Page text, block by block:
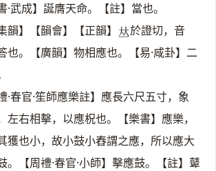
·武成】誕膺天命。【註】當也。
韻】【韻會】【正韻】 𠀤於證切，音
也。【廣韻】物相應也。【易·咸卦】二
·春官·笙師應樂註】應長六尺五寸，象
左右相擊，以應柷也。【樂書】應樂，
獲也小，故小鼓小舂謂之應，所以應大
。【周禮·春官·小師】擊應鼓。【註】鼙